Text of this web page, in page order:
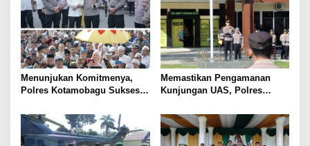
Menunjukan Komitmenya,
Polres Kotamobagu Sukses
di Masjid Agung Baitul
Makmur
Memastikan Pengamanan
Kunjungan UAS, Polres
Pasukan